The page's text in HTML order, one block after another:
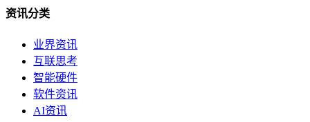
资讯分类
业界资讯
互联思考
智能硬件
软件资讯
AI资讯